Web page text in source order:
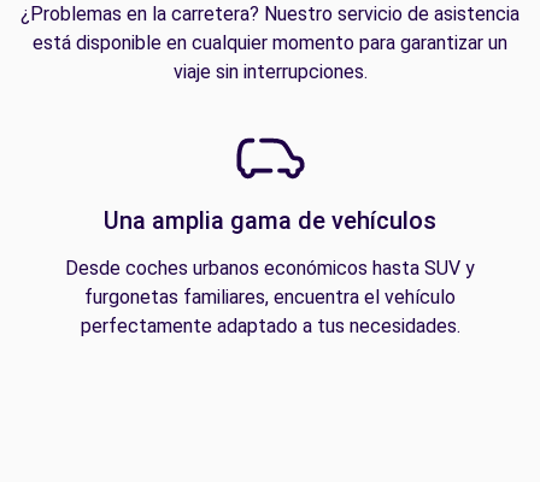
¿Problemas en la carretera? Nuestro servicio de asistencia
está disponible en cualquier momento para garantizar un
viaje sin interrupciones.
Una amplia gama de vehículos
Desde coches urbanos económicos hasta SUV y
furgonetas familiares, encuentra el vehículo
perfectamente adaptado a tus necesidades.